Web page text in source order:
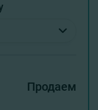
Продаем